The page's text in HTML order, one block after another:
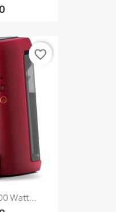
Watt...
favorite_border